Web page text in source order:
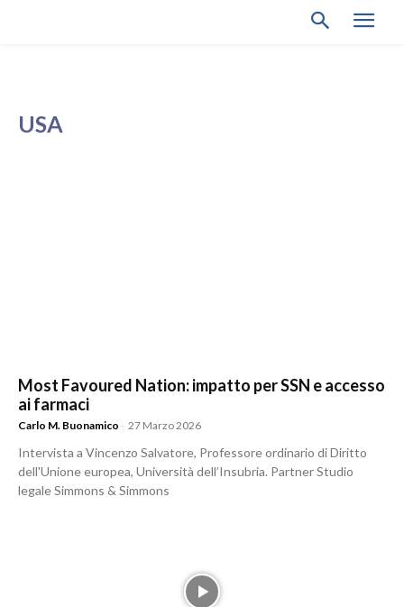
USA
Most Favoured Nation: impatto per SSN e accesso
ai farmaci
Carlo M. Buonamico - 27 Marzo 2026
Intervista a Vincenzo Salvatore, Professore ordinario di Diritto
dell'Unione europea, Università dell’Insubria. Partner Studio
legale Simmons & Simmons